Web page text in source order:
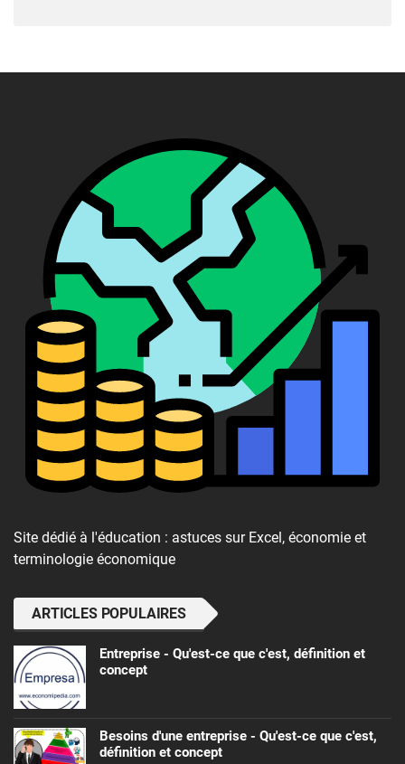
Site dédié à l'éducation : astuces sur Excel, économie et
terminologie économique
ARTICLES POPULAIRES
Entreprise - Qu'est-ce que c'est, définition et
concept
Besoins d'une entreprise - Qu'est-ce que c'est,
définition et concept